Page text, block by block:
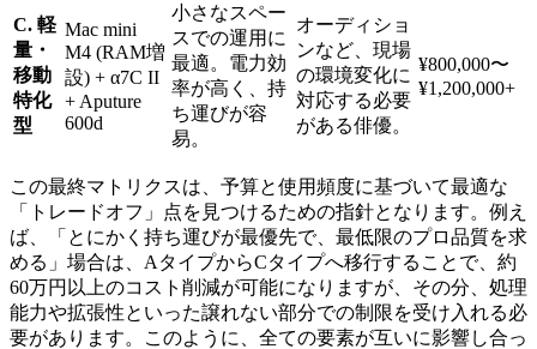
C. 軽
量・
移動
特化
型
Mac mini
M4 (RAM増
設) + α7C II
+ Aputure
600d
小さなスペー
スでの運用に
最適。電力効
率が高く、持
ち運びが容
易。
オーディショ
ンなど、現場
の環境変化に
対応する必要
がある俳優。
¥800,000〜
¥1,200,000+
この最終マトリクスは、予算と使用頻度に基づいて最適な
「トレードオフ」点を見つけるための指針となります。例え
ば、「とにかく持ち運びが最優先で、最低限のプロ品質を求
める」場合は、AタイプからCタイプへ移行することで、約
60万円以上のコスト削減が可能になりますが、その分、処理
能力や拡張性といった譲れない部分での制限を受け入れる必
要があります。このように、全ての要素が互いに影響し合っ